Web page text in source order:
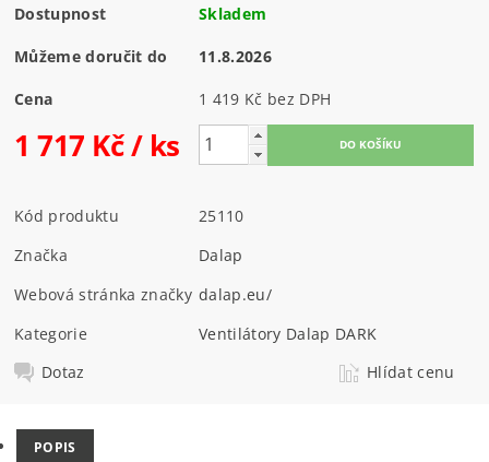
Dostupnost Skladem
Můžeme doručit do 11.8.2026
Cena 1 419 Kč bez DPH
1 717 Kč/ ks
Kód produktu
25110
Značka
Dalap
Webová stránka značky dalap.eu/
Kategorie
Ventilátory Dalap DARK
Dotaz
Hlídat cenu
POPIS